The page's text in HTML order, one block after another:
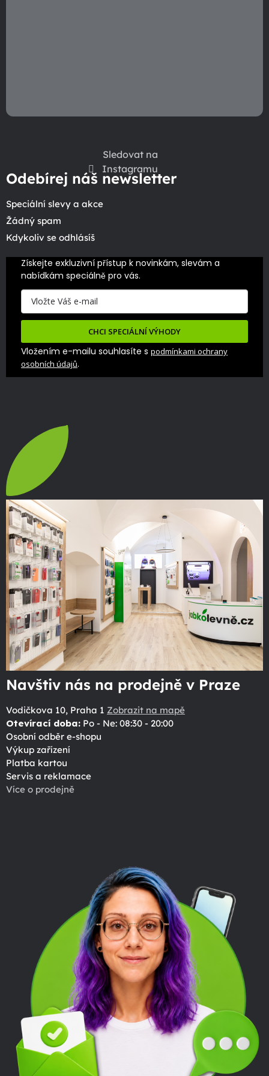
Sledovat na
Instagramu
Odebírej náš newsletter
Speciální slevy a akce
Žádný spam
Kdykoliv se odhlásíš
Získejte exkluzivní přístup k novinkám, slevám a
nabídkám speciálně pro vás.
CHCI SPECIÁLNÍ VÝHODY
Vložením e-mailu souhlasíte s podmínkami ochrany
osobních údajů.
Navštiv nás na prodejně v Praze
Vodičkova 10, Praha 1 Zobrazit na mapě
Otevírací doba: Po - Ne: 08:30 - 20:00
Osobní odběr e-shopu
Výkup zařízení
Platba kartou
Servis a reklamace
Více o prodejně